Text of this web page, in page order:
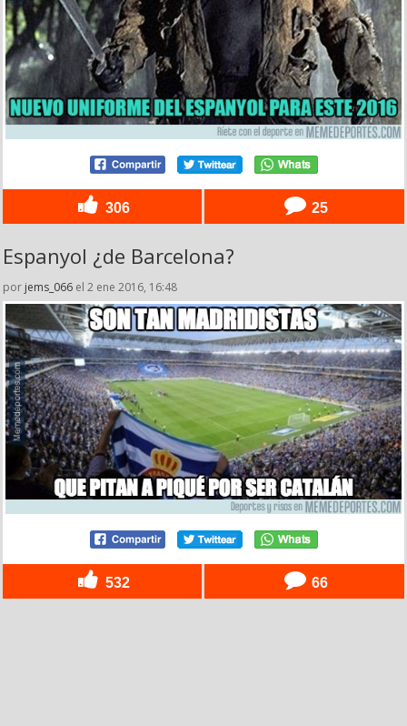
306 25
Espanyol ¿de Barcelona?
por jems_066 el 2 ene 2016, 16:48
532 66